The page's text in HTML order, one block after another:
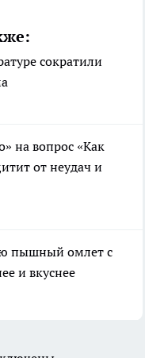
сократили
на вопрос «Как
от неудач и
пышный омлет с
и вкуснее